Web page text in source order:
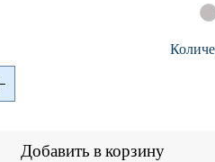
Добавить в корзину